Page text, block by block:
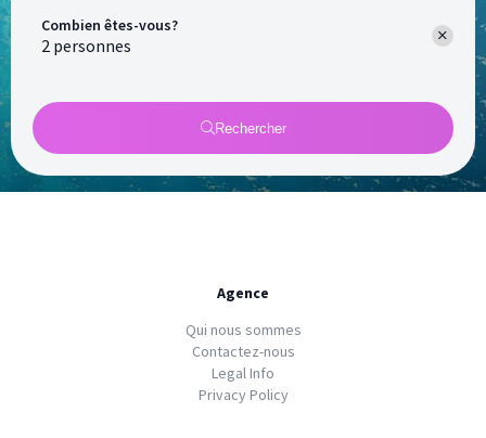
Combien êtes-vous?
Rechercher
Agence
Qui nous sommes
Contactez-nous
Legal Info
Privacy Policy